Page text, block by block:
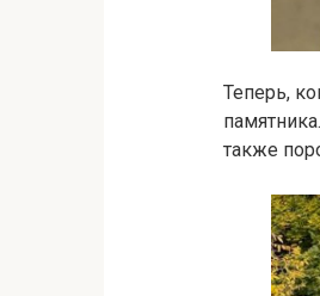
Теперь,
также